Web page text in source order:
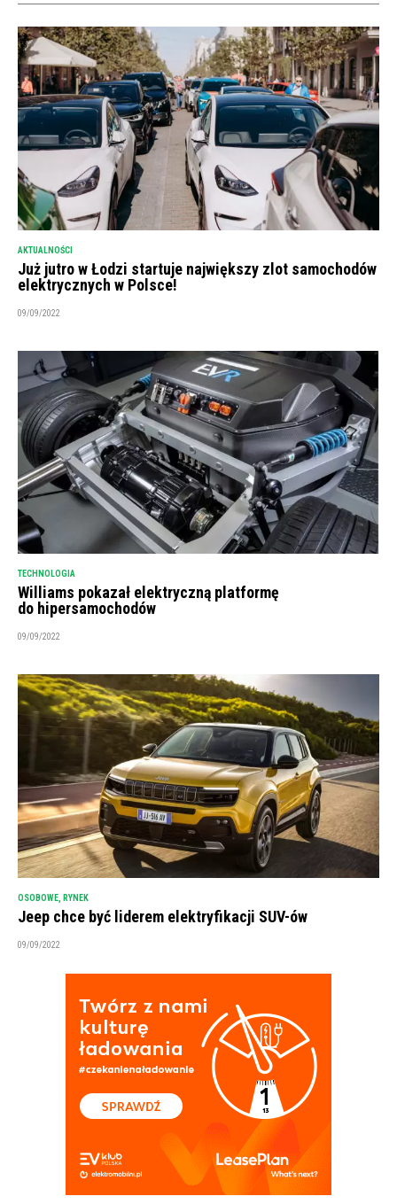
AKTUALNOŚCI
Już jutro w Łodzi startuje największy zlot samochodów
elektrycznych w Polsce!
09/09/2022
TECHNOLOGIA
Williams pokazał elektryczną platformę
do hipersamochodów
09/09/2022
OSOBOWE RYNEK
Jeep chce być liderem elektryfikacji SUV-ów
09/09/2022